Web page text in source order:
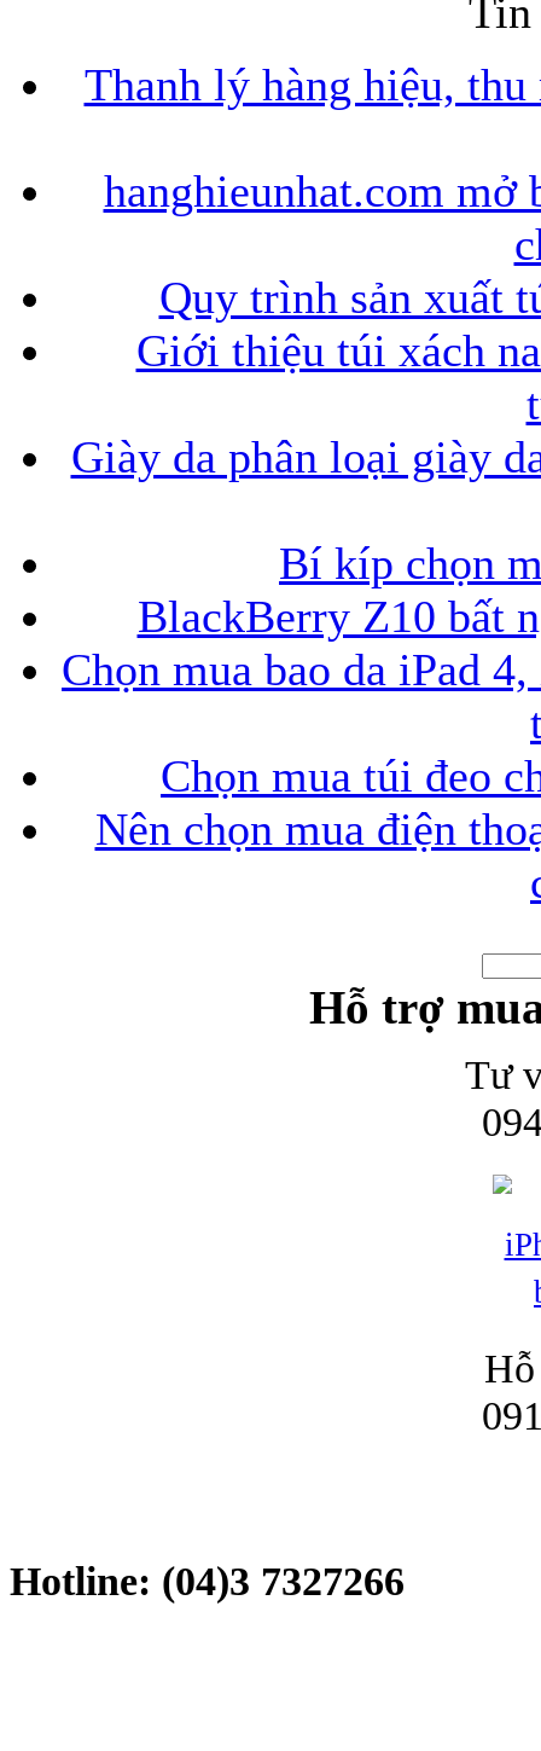
Bao da iPhone 5
Túi đựng iPad
Túi đựng iPad
Túi đựng
Bao da Samsung
Bao da Samsung
Tin
Thanh lý hàng hiệu,
hanghieunhat.com
Quy trình sản xuất
Giới thiệu túi xách
Giày da phân loại giày
Bí kíp chọn
BlackBerry Z10 bất
Chọn mua bao da iPad
Chọn mua túi đeo
Nên chọn mua điện
Hỗ trợ
Tư
Hotline: (04)3 7327266